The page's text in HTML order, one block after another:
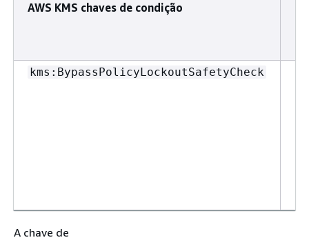
AWS KMS chaves de condição
kms:BypassPolicyLockoutSafetyCheck
A chave de